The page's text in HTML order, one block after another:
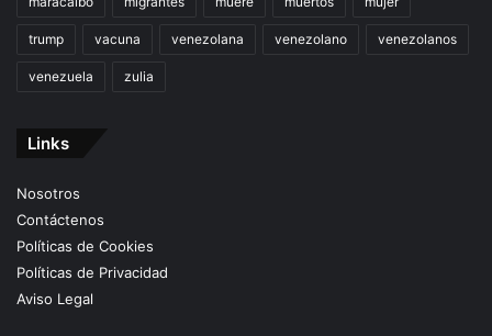
trump vacuna venezolana venezolano venezolanos
venezuela zulia
Links
Nosotros
Contáctenos
Políticas de Cookies
Políticas de Privacidad
Aviso Legal